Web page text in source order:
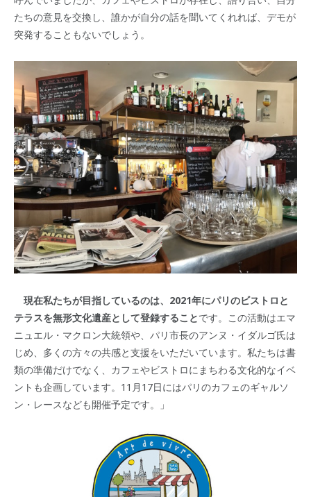
たちの意見を交換し、誰かが自分の話を聞いてくれれば、デモが
突発することもないでしょう。
現在私たちが目指しているのは、2021年にパリのビストロと
テラスを無形文化遺産として登録することです。この活動はエマ
ニュエル・マクロン大統領や、パリ市長のアンヌ・イダルゴ氏は
じめ、多くの方々の共感と支援をいただいています。私たちは書
類の準備だけでなく、カフェやビストロにまちわる文化的なイベ
ントも企画しています。11月17日にはパリのカフェのギャルソ
ン・レースなども開催予定です。」